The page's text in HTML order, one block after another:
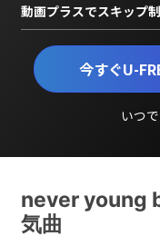
今すぐU-
いつ
動画プラスでスキップ
never young
気曲